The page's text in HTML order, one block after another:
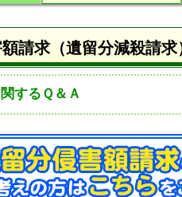
請求（遺留分減殺請
するＱ＆Ａ